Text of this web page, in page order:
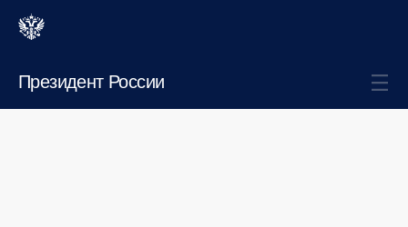
Президент России